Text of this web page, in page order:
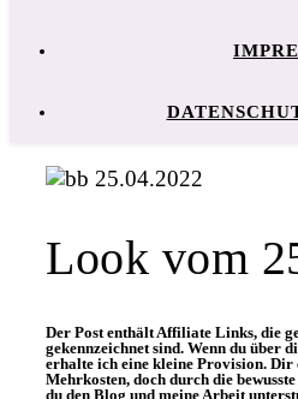
Look vom
Der Post enthält Affiliate Links, die
gekennzeichnet sind. Wenn du über
erhalte ich eine kleine Provision. Dir
Mehrkosten, doch durch die
du den Blog und meine Arbeit